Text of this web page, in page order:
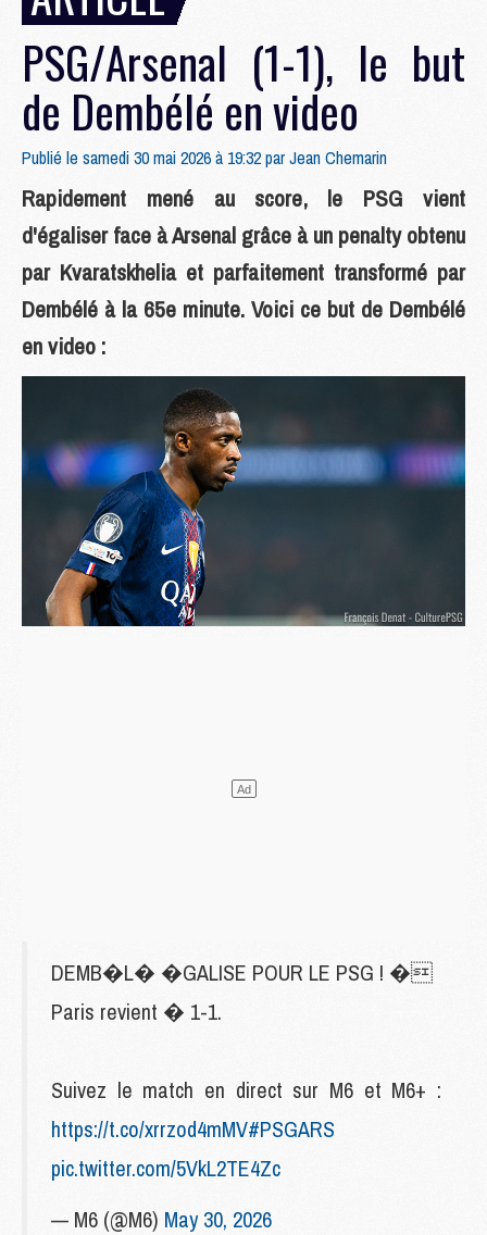
PSG/Arsenal (1-1), le but
de Dembélé en video
Publié le samedi 30 mai 2026 à 19:32 parJean Chemarin
Rapidement mené au score, le PSG vient
d'égaliser face à Arsenal grâce à un penalty obtenu
par Kvaratskhelia et parfaitement transformé par
Dembélé à la 65e minute. Voici ce but de Dembélé
en video :
DEMB�L� �GALISE POUR LE PSG ! �
Paris revient � 1-1.
Suivez le match en direct sur M6 et M6+ :
https://t.co/xrrzod4mMV#PSGARS
pic.twitter.com/5VkL2TE4Zc
— M6 (@M6) May 30, 2026